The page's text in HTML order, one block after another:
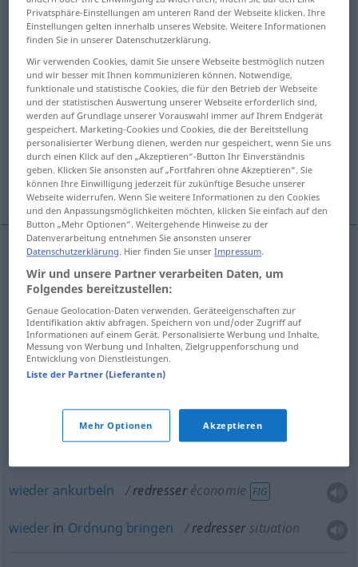
Übersicht aller Übersetzungen
(Für mehr Details die Übersetzung anklicken/antippen)
gerade richten, gerade biegen, wieder
aufrichten
wieder ankurbeln, wieder in Ordnung bringen
gleichrichten gerade stellen
geraderichten redresserchose penchée
gerade biegen redresserchose tordue
wieder aufrichten redresserchose, personne
tombée
stellen redresserroues avant
wieder ankurbeln redresser économie FIG
wieder in Ordnung bringen redresser situation
Privatsphäre-Einstellungen am unteren Rand der Webseite klicken. Ihre
Einstellungen gelten innerhalb unseres Website. Weitere Informationen
finden Sie in unserer Datenschutzerklärung.
Wir verwenden Cookies, damit Sie unsere Webseite bestmöglich nutzen
und wir besser mit Ihnen kommunizieren können. Notwendige,
funktionale und statistische Cookies, die für den Betrieb der Webseite
und der statistischen Auswertung unserer Webseite erforderlich sind,
werden auf Grundlage unserer Vorauswahl immer auf Ihrem Endgerät
gespeichert. Marketing-Cookies und Cookies, die der Bereitstellung
personalisierter Werbung dienen, werden nur gespeichert, wenn Sie uns
durch einen Klick auf den „Akzeptieren“-Button Ihr Einverständnis
geben. Klicken Sie ansonsten auf „Fortfahren ohne Akzeptieren“. Sie
können Ihre Einwilligung jederzeit für zukünftige Besuche unserer
Webseite widerrufen. Wenn Sie weitere Informationen zu den Cookies
und den Anpassungsmöglichkeiten möchten, klicken Sie einfach auf den
Button „Mehr Optionen“. Weitergehende Hinweise zu der
Datenverarbeitung entnehmen Sie ansonsten unserer
Datenschutzerklärung. Hier finden Sie unserImpressum.
Wir und unsere Partner verarbeiten Daten, um
Folgendes bereitzustellen:
Genaue Geolocation-Daten verwenden. Geräteeigenschaften zur
Identifikation aktiv abfragen. Speichern von und/oder Zugriff auf
Informationen auf einem Gerät. Personalisierte Werbung und Inhalte,
Messung von Werbung und Inhalten, Zielgruppenforschung und
Entwicklung von Dienstleistungen.
Liste der Partner (Lieferanten)
Mehr Optionen Akzeptieren